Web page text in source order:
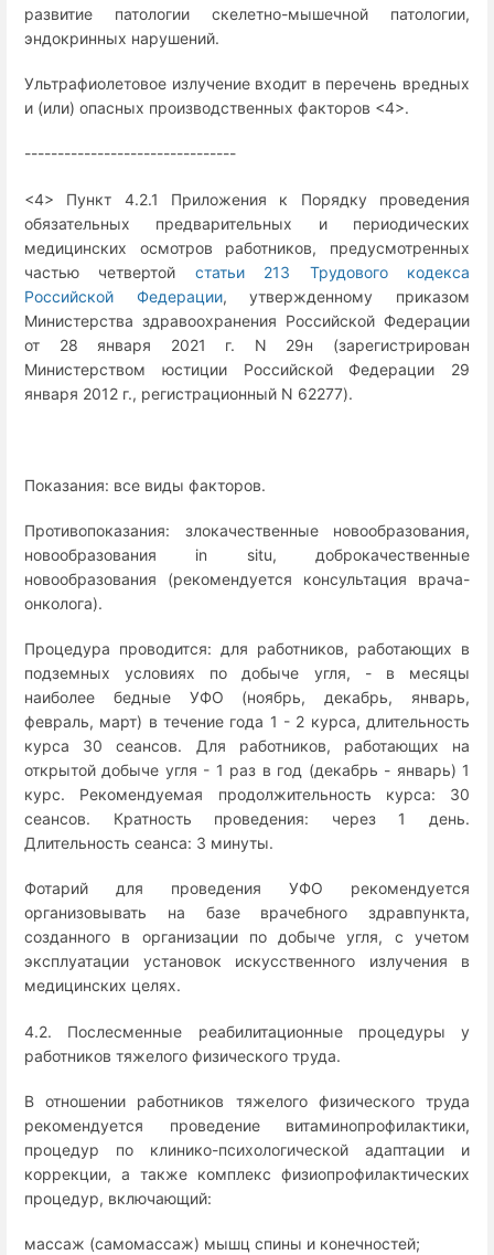
развитие патологии скелетно-мышечной патологии,
эндокринных нарушений.
Ультрафиолетовое излучение входит в перечень вредных
и (или) опасных производственных факторов <4>.
--------------------------------
<4> Пункт 4.2.1 Приложения к Порядку проведения
обязательных предварительных и периодических
медицинских осмотров работников, предусмотренных
частью четвертой статьи 213 Трудового кодекса
Российской Федерации, утвержденному приказом
Министерства здравоохранения Российской Федерации
от 28 января 2021 г. N 29н (зарегистрирован
Министерством юстиции Российской Федерации 29
января 2012 г., регистрационный N 62277).
Показания: все виды факторов.
Противопоказания: злокачественные новообразования,
новообразования in situ, доброкачественные
новообразования (рекомендуется консультация врача-
онколога).
Процедура проводится: для работников, работающих в
подземных условиях по добыче угля, - в месяцы
наиболее бедные УФО (ноябрь, декабрь, январь,
февраль, март) в течение года 1 - 2 курса, длительность
курса 30 сеансов. Для работников, работающих на
открытой добыче угля - 1 раз в год (декабрь - январь) 1
курс. Рекомендуемая продолжительность курса: 30
сеансов. Кратность проведения: через 1 день.
Длительность сеанса: 3 минуты.
Фотарий для проведения УФО рекомендуется
организовывать на базе врачебного здравпункта,
созданного в организации по добыче угля, с учетом
эксплуатации установок искусственного излучения в
медицинских целях.
4.2. Послесменные реабилитационные процедуры у
работников тяжелого физического труда.
В отношении работников тяжелого физического труда
рекомендуется проведение витаминопрофилактики,
процедур по клинико-психологической адаптации и
коррекции, а также комплекс физиопрофилактических
процедур, включающий:
массаж (самомассаж) мышц спины и конечностей;